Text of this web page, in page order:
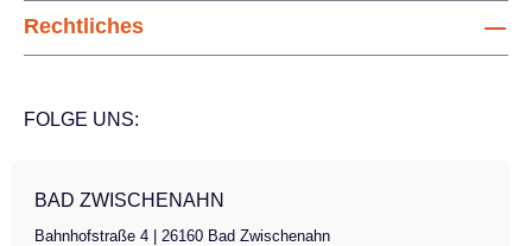
Rechtliches
FOLGE UNS:
BAD ZWISCHENAHN
Bahnhofstraße 4 | 26160 Bad Zwischenahn